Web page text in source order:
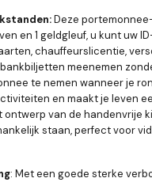
Deze
en 1 geldgleuf, u kunt uw
chauffeurslicentie,
meenemen
te nemen wanneer je
en maakt je leven
ontwerp van de handenvrije
staan, perfect voor
: Met een goede sterke